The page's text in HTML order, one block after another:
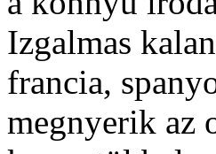
Izgalmas
francia,
megnyerik az